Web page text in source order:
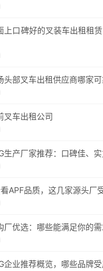
上口碑好的叉装车出租租
头部叉车出租供应商哪家可
叉车出租公司
生产厂家推荐：口碑佳、
APF品质，这几家源头厂
厂优选：哪些能满足你的
企业推荐概览，哪些品牌受